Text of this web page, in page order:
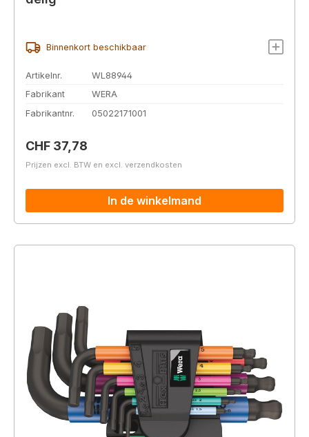
Binnenkort beschikbaar
Artikelnr.
WL88944
Fabrikant
WERA
Fabrikantnr.
05022171001
Normale prijs:
CHF 37,78
Prijzen excl. BTW en excl. verzendkosten
In de winkelmand